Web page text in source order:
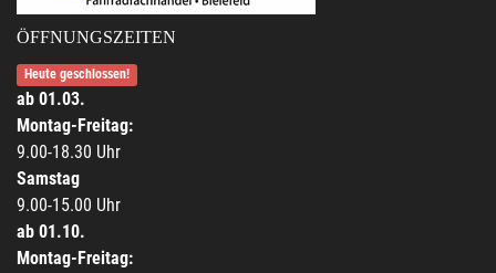
ÖFFNUNGSZEITEN
Heute geschlossen!
ab 01.03.
Montag-Freitag:
9.00-18.30 Uhr
Samstag
9.00-15.00 Uhr
ab 01.10.
Montag-Freitag: